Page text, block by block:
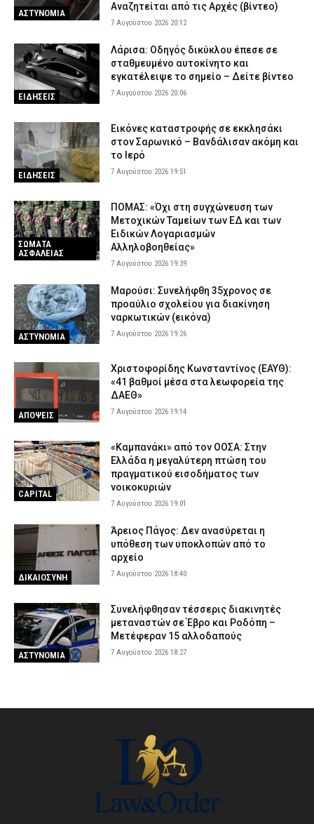
ΑΣΤΥΝΟΜΙΑ
Αναζητείται από τις Αρχές (βίντεο)
7 Αυγούστου 2026 20:12
ΕΙΔΗΣΕΙΣ
Λάρισα: Οδηγός δικύκλου έπεσε σε
σταθμευμένο αυτοκίνητο και
εγκατέλειψε το σημείο – Δείτε βίντεο
7 Αυγούστου 2026 20:06
ΕΙΔΗΣΕΙΣ
Εικόνες καταστροφής σε εκκλησάκι
στον Σαρωνικό – Βανδάλισαν ακόμη και
το Ιερό
7 Αυγούστου 2026 19:51
ΣΩΜΑΤΑ
ΑΣΦΑΛΕΙΑΣ
ΠΟΜΑΣ: «Όχι στη συγχώνευση των
Μετοχικών Ταμείων των ΕΔ και των
Ειδικών Λογαριασμών
Αλληλοβοηθείας»
7 Αυγούστου 2026 19:39
ΑΣΤΥΝΟΜΙΑ
Μαρούσι: Συνελήφθη 35χρονος σε
προαύλιο σχολείου για διακίνηση
ναρκωτικών (εικόνα)
7 Αυγούστου 2026 19:26
ΑΠΟΨΕΙΣ
Χριστοφορίδης Κωνσταντίνος (ΕΑΥΘ):
«41 βαθμοί μέσα στα λεωφορεία της
ΔΑΕΘ»
7 Αυγούστου 2026 19:14
CAPITAL
«Καμπανάκι» από τον ΟΟΣΑ: Στην
Ελλάδα η μεγαλύτερη πτώση του
πραγματικού εισοδήματος των
νοικοκυριών
7 Αυγούστου 2026 19:01
ΔΙΚΑΙΟΣΥΝΗ
Άρειος Πάγος: Δεν ανασύρεται η
υπόθεση των υποκλοπών από το
αρχείο
7 Αυγούστου 2026 18:40
ΑΣΤΥΝΟΜΙΑ
Συνελήφθησαν τέσσερις διακινητές
μεταναστών σε Έβρο και Ροδόπη –
Μετέφεραν 15 αλλοδαπούς
7 Αυγούστου 2026 18:27